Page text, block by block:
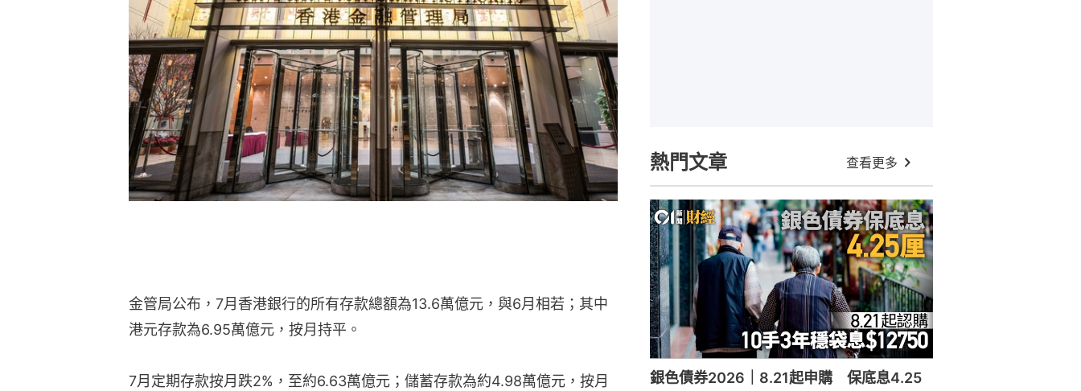
金管局公布，7月香港銀行的所有存款總額為13.6萬億元，與6月相若；其中
港元存款為6.95萬億元，按月持平。
7月定期存款按月跌2%，至約6.63萬億元；儲蓄存款為約4.98萬億元，按月
熱門文章 查看更多
銀色債券2026｜8.21起申購 保底息4.25